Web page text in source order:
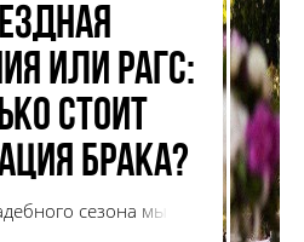
или РАГС:
стоит
брака?
сезона мы
стоит регистрация